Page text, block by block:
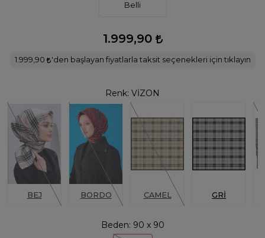
Belli
1.999,90
1.999,90 'den başlayan fiyatlarla taksit seçenekleri için tıklayın
Renk: VİZON
BEJ BORDO CAMEL GRİ
Beden: 90 x 90